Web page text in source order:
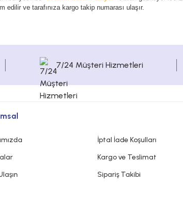
edilir ve tarafınıza kargo takip numarası ulaşır.
7/24 Müşteri Hizmetleri
İptal İade Koşulları
Kargo ve Teslimat
Sipariş Takibi